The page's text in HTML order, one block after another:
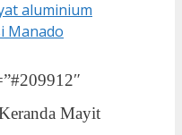
Mayit